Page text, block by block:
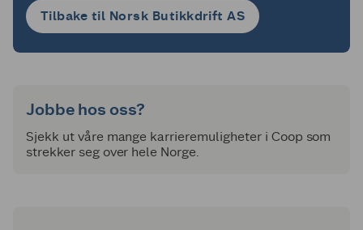
Tilbake til Norsk Butikkdrift AS
Jobbe hos oss?
Sjekk ut våre mange karrieremuligheter i Coop som
strekker seg over hele Norge.